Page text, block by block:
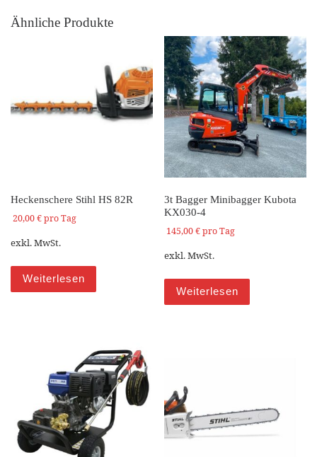
Ähnliche Produkte
Heckenschere Stihl HS 82R
20,00€pro Tag
exkl. MwSt.
Weiterlesen
3t Bagger Minibagger Kubota
KX030-4
145,00€pro Tag
exkl. MwSt.
Weiterlesen